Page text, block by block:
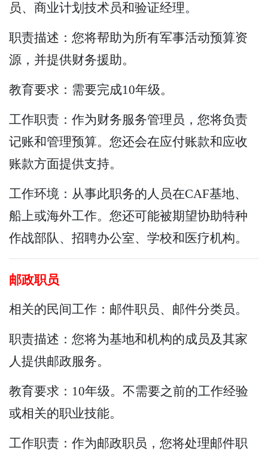
员、商业计划技术员和验证经理。
职责描述：您将帮助为所有军事活动预算资
源，并提供财务援助。
教育要求：需要完成10年级。
工作职责：作为财务服务管理员，您将负责
记账和管理预算。您还会在应付账款和应收
账款方面提供支持。
工作环境：从事此职务的人员在CAF基地、
船上或海外工作。您还可能被期望协助特种
作战部队、招聘办公室、学校和医疗机构。
邮政职员
相关的民间工作：邮件职员、邮件分类员。
职责描述：您将为基地和机构的成员及其家
人提供邮政服务。
教育要求：10年级。不需要之前的工作经验
或相关的职业技能。
工作职责：作为邮政职员，您将处理邮件职